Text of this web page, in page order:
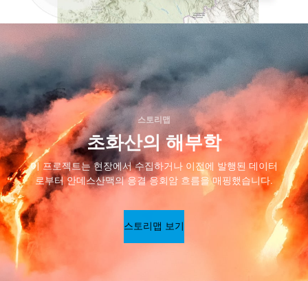
스토리맵
초화산의 해부학
이 프로젝트는 현장에서 수집하거나 이전에 발행된 데이터
로부터 안데스산맥의 응결 응회암 흐름을 매핑했습니다.
스토리맵 보기